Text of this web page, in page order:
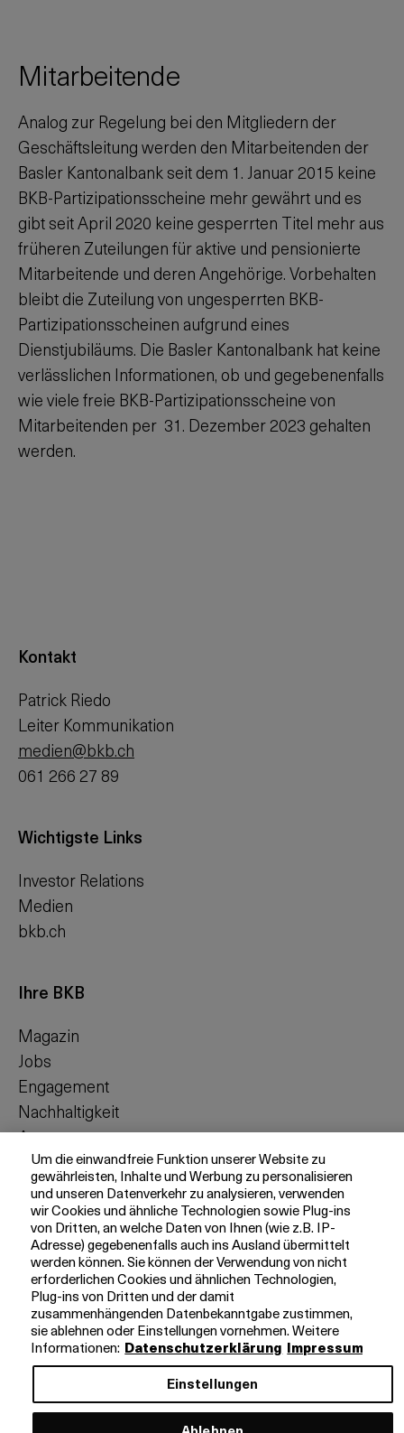
Mitarbeitende
Analog zur Regelung bei den Mitgliedern der
Geschäftsleitung werden den Mitarbeitenden der
Basler Kantonalbank seit dem 1. Januar 2015 keine
BKB-Partizipationsscheine mehr gewährt und es
gibt seit April 2020 keine gesperrten Titel mehr aus
früheren Zuteilungen für aktive und pensionierte
Mitarbeitende und deren Angehörige. Vorbehalten
bleibt die Zuteilung von ungesperrten BKB-
Partizipationsscheinen aufgrund eines
Dienstjubiläums. Die Basler Kantonalbank hat keine
verlässlichen Informationen, ob und gegebenenfalls
wie viele freie BKB-Partizipationsscheine von
Mitarbeitenden per 31. Dezember 2023 gehalten
werden.
Kontakt
Patrick Riedo
Leiter Kommunikation
medien@bkb.ch
061 266 27 89
Wichtigste Links
Investor Relations
Medien
bkb.ch
Ihre BKB
Magazin
Jobs
Engagement
Nachhaltigkeit
Apps
Rechtliche Hinweise Impressum
Um die einwandfreie Funktion unserer Website zu
gewährleisten, Inhalte und Werbung zu personalisieren
und unseren Datenverkehr zu analysieren, verwenden
wir Cookies und ähnliche Technologien sowie Plug-ins
von Dritten, an welche Daten von Ihnen (wie z.B. IP-
Adresse) gegebenenfalls auch ins Ausland übermittelt
werden können. Sie können der Verwendung von nicht
erforderlichen Cookies und ähnlichen Technologien,
Plug-ins von Dritten und der damit
zusammenhängenden Datenbekanntgabe zustimmen,
sie ablehnen oder Einstellungen vornehmen. Weitere
Informationen: Datenschutzerklärung Impressum
Einstellungen